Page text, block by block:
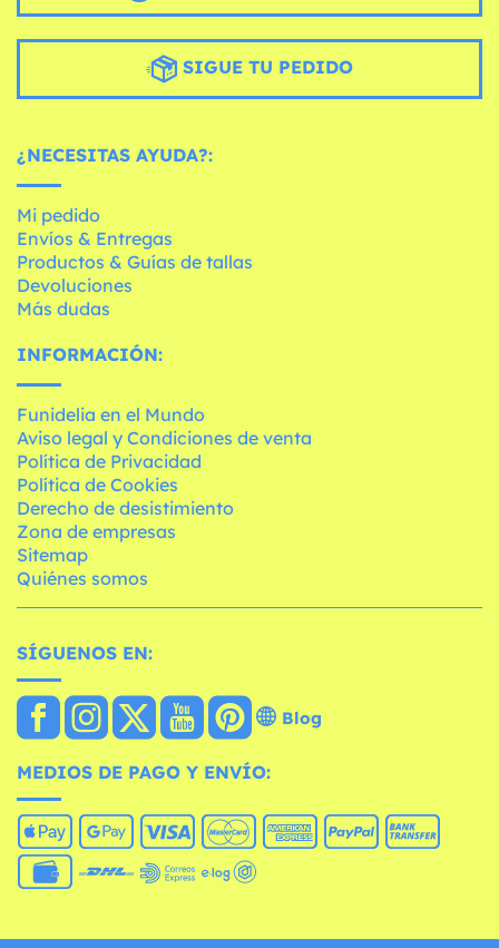
SIGUE TU PEDIDO
¿NECESITAS AYUDA?:
Mi pedido
Envíos & Entregas
Productos & Guías de tallas
Devoluciones
Más dudas
INFORMACIÓN:
Funidelia en el Mundo
Aviso legal y Condiciones de venta
Política de Privacidad
Política de Cookies
Derecho de desistimiento
Zona de empresas
Sitemap
Quiénes somos
SÍGUENOS EN:
Blog
MEDIOS DE PAGO Y ENVÍO: